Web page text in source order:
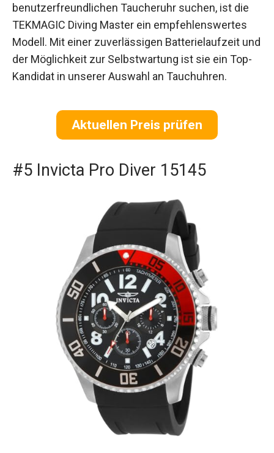
benutzerfreundlichen Taucheruhr suchen, ist die
TEKMAGIC Diving Master ein empfehlenswertes
Modell. Mit einer zuverlässigen Batterielaufzeit und
der Möglichkeit zur Selbstwartung ist sie ein Top-
Kandidat in unserer Auswahl an Tauchuhren.
Aktuellen Preis prüfen
#5 Invicta Pro Diver 15145